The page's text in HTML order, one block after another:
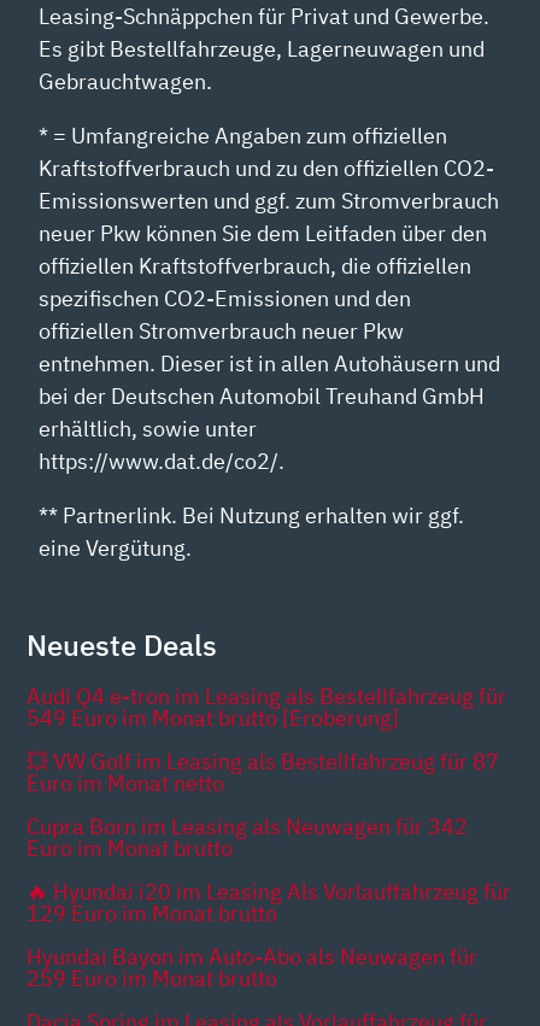
Leasing-Schnäppchen für Privat und Gewerbe.
Es gibt Bestellfahrzeuge, Lagerneuwagen und
Gebrauchtwagen.
* = Umfangreiche Angaben zum offiziellen
Kraftstoffverbrauch und zu den offiziellen CO2-
Emissionswerten und ggf. zum Stromverbrauch
neuer Pkw können Sie dem Leitfaden über den
offiziellen Kraftstoffverbrauch, die offiziellen
spezifischen CO2-Emissionen und den
offiziellen Stromverbrauch neuer Pkw
entnehmen. Dieser ist in allen Autohäusern und
bei der Deutschen Automobil Treuhand GmbH
erhältlich, sowie unter
https://www.dat.de/co2/.
** Partnerlink. Bei Nutzung erhalten wir ggf.
eine Vergütung.
Neueste Deals
Audi Q4 e-tron im Leasing als Bestellfahrzeug für
549 Euro im Monat brutto [Eroberung]
💥 VW Golf im Leasing als Bestellfahrzeug für 87
Euro im Monat netto
Cupra Born im Leasing als Neuwagen für 342
Euro im Monat brutto
🔥 Hyundai i20 im Leasing Als Vorlauffahrzeug für
129 Euro im Monat brutto
Hyundai Bayon im Auto-Abo als Neuwagen für
259 Euro im Monat brutto